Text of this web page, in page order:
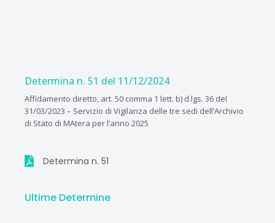
Determina n. 51 del 11/12/2024
Affidamento diretto, art. 50 comma 1 lett. b) d.lgs. 36 del
31/03/2023 – Servizio di Vigilanza delle tre sedi dell’Archivio
di Stato di MAtera per l’anno 2025
Determina n. 51
Ultime Determine